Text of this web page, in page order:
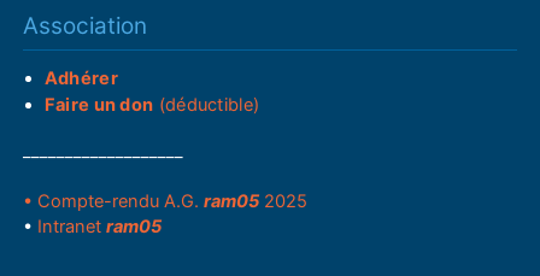
Association
Adhérer
Faire un don (déductible)
• Compte-rendu A.G.ram05 2025
• Intranetram05